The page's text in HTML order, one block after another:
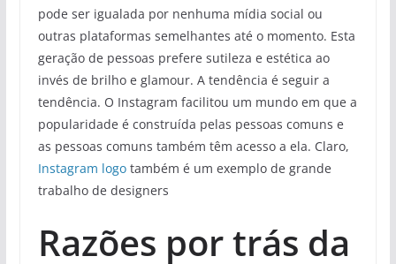
pode ser igualada por nenhuma mídia social ou
outras plataformas semelhantes até o momento. Esta
geração de pessoas prefere sutileza e estética ao
invés de brilho e glamour. A tendência é seguir a
tendência. O Instagram facilitou um mundo em que a
popularidade é construída pelas pessoas comuns e
as pessoas comuns também têm acesso a ela. Claro,
Instagram logotambém é um exemplo de grande
trabalho de designers
Razões por trás da